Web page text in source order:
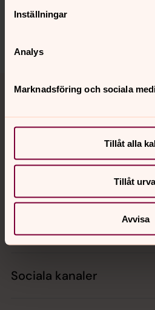
Inställningar
Analys
Marknadsföring och sociala
Tillåt alla
Tillåt
Avvisa
Hitta snabbt
Sociala kanaler